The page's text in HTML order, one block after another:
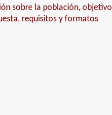
sobre la población, objetivo
requisitos y formatos